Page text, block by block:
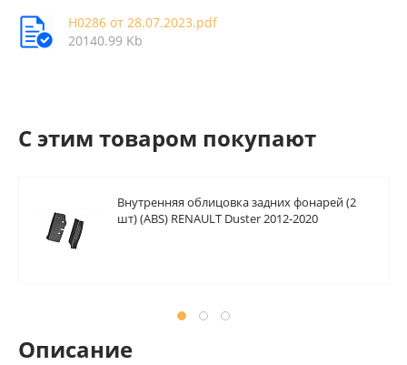
Н0286 от 28.07.2023.pdf
20140.99 Kb
C этим товаром покупают
Внутренняя облицовка задних фонарей (2
шт) (ABS) RENAULT Duster 2012-2020
Описание